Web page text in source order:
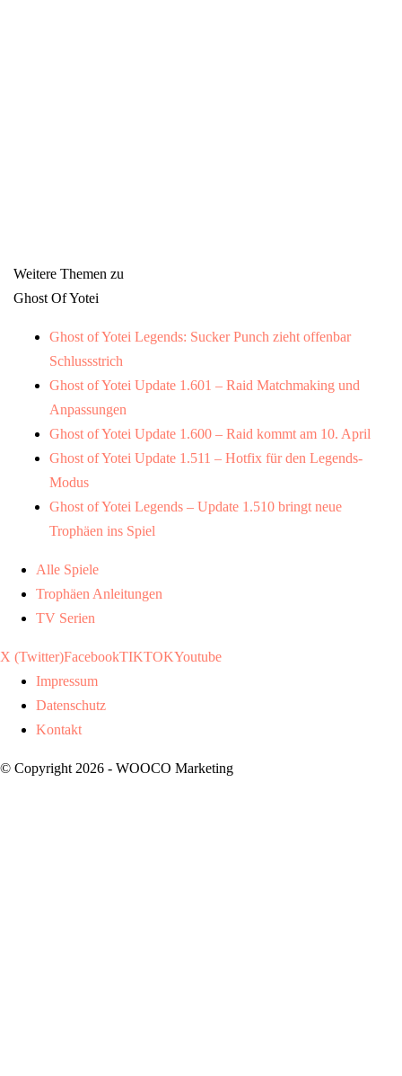
Weitere Themen zu
Ghost Of Yotei
Ghost of Yotei Legends: Sucker Punch zieht offenbar
Schlussstrich
Ghost of Yotei Update 1.601 – Raid Matchmaking und
Anpassungen
Ghost of Yotei Update 1.600 – Raid kommt am 10. April
Ghost of Yotei Update 1.511 – Hotfix für den Legends-
Modus
Ghost of Yotei Legends – Update 1.510 bringt neue
Trophäen ins Spiel
Alle Spiele
Trophäen Anleitungen
TV Serien
X (Twitter)FacebookTIKTOKYoutube
Impressum
Datenschutz
Kontakt
© Copyright 2026 - WOOCO Marketing